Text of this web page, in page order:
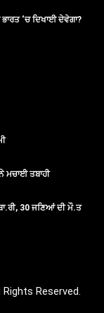
‘ਚ ਦਿਖਾਈ ਦੇਵੇਗਾ?
ਮਚਾਈ ਤਬਾਹੀ
30 ਜਣਿਆਂ ਦੀ ਮੌ.ਤ
Rights Reserved.